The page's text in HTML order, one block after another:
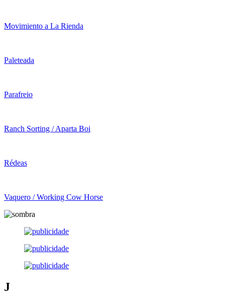
Movimiento a La Rienda
Paleteada
Parafreio
Ranch Sorting / Aparta Boi
Rédeas
Vaquero / Working Cow Horse
J